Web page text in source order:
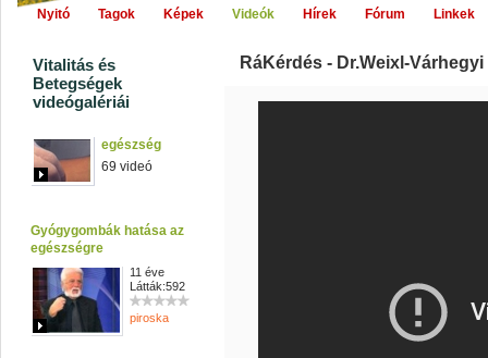
Nyitó Tagok Képek Videók Hírek Fórum Linkek
Vitalitás és
Betegségek
videógalériái
egészség
69 videó
Gyógygombák hatása az
egészségre
11 éve
Látták:592
piroska
RáKérdés - Dr.Weixl-